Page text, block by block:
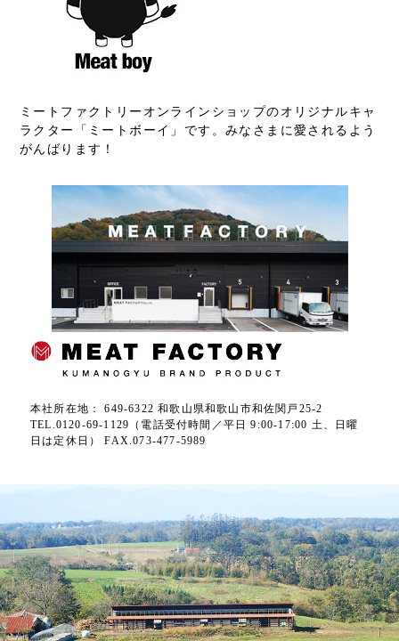
ミートファクトリーオンラインショップのオリジナルキャ
ラクター「ミートボーイ」です。みなさまに愛されるよう
がんばります！
本社所在地： 649-6322 和歌山県和歌山市和佐関戸25-2
TEL.0120-69-1129（電話受付時間／平日 9:00-17:00 土、日曜
日は定休日） FAX.073-477-5989